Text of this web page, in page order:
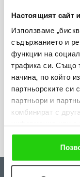
Настоящият сайт
Използваме
съдържанието и
функции на
трафика си. Също
начина, по който
партньорските си
партньори и
комбинират с
ползването от
продължавате да
съгласявате с
„Мобилен
приключи
Петрич
Виж повече